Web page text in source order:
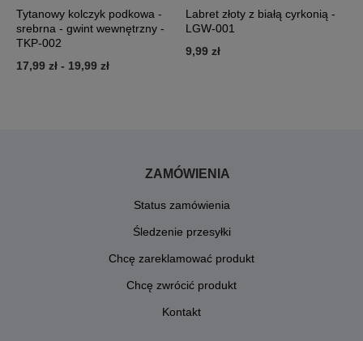
Tytanowy kolczyk podkowa -
srebrna - gwint wewnętrzny -
TKP-002
17,99 zł - 19,99 zł
Labret złoty z białą cyrkonią -
LGW-001
9,99 zł
ZAMÓWIENIA
Status zamówienia
Śledzenie przesyłki
Chcę zareklamować produkt
Chcę zwrócić produkt
Kontakt